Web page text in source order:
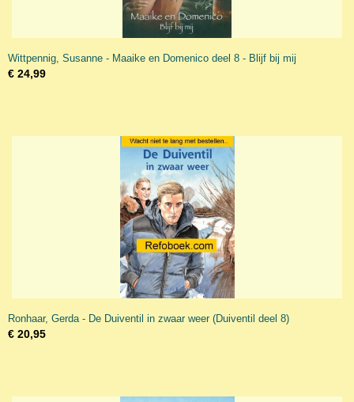
Wittpennig, Susanne - Maaike en Domenico deel 8 - Blijf bij mij
€ 24,99
Ronhaar, Gerda - De Duiventil in zwaar weer (Duiventil deel 8)
€ 20,95